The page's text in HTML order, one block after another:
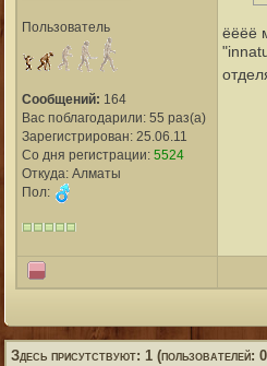
Пользователь
Сообщений: 164
Вас поблагодарили: 55 раз(а)
Зарегистрирован: 25.06.11
Со дня регистрации: 5524
Откуда: Алматы
Пол:
ёёёё
Здесь присутствуют: 1 (пользователей: